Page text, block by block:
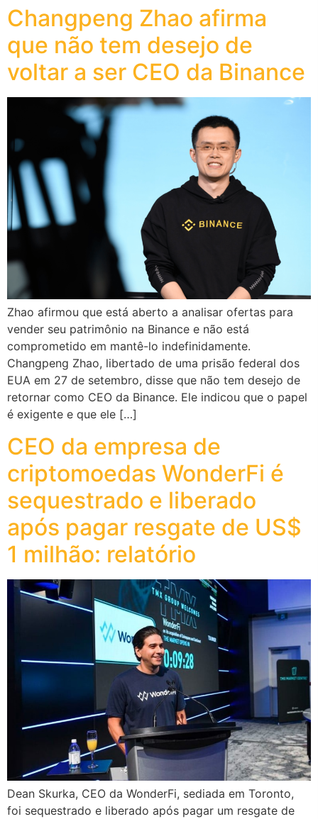
Changpeng Zhao afirma
que não tem desejo de
voltar a ser CEO da Binance
Zhao afirmou que está aberto a analisar ofertas para
vender seu patrimônio na Binance e não está
comprometido em mantê-lo indefinidamente.
Changpeng Zhao, libertado de uma prisão federal dos
EUA em 27 de setembro, disse que não tem desejo de
retornar como CEO da Binance. Ele indicou que o papel
é exigente e que ele […]
CEO da empresa de
criptomoedas WonderFi é
sequestrado e liberado
após pagar resgate de US$
1 milhão: relatório
Dean Skurka, CEO da WonderFi, sediada em Toronto,
foi sequestrado e liberado após pagar um resgate de